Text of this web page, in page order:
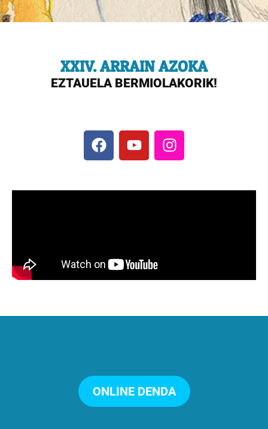
XXIV. ARRAIN AZOKA
EZTAUELA BERMIOLAKORIK!
ONLINE DENDA